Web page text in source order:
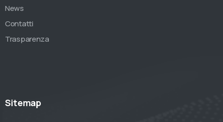
News
Contatti
Trasparenza
Sitemap